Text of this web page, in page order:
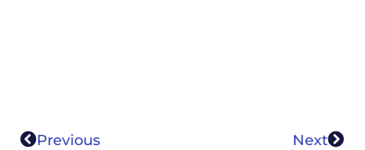
Previous Next